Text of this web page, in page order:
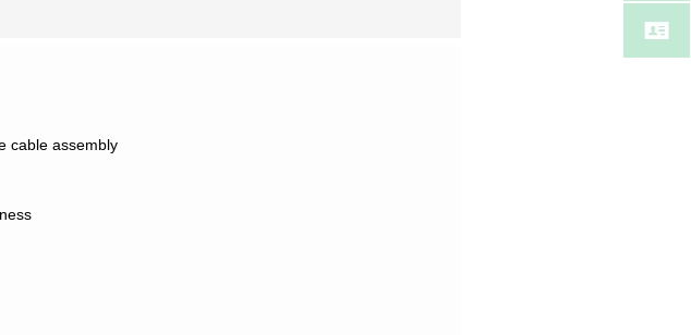
cable assembly
